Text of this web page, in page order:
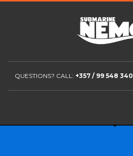
QUESTIONS? CALL: +357 / 99 548 340